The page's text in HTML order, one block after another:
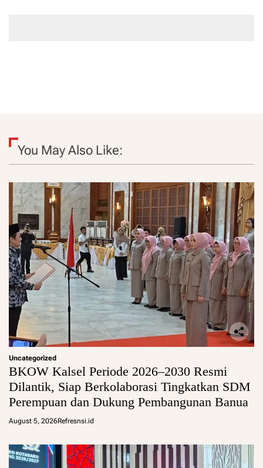
You May Also Like:
Uncategorized
BKOW Kalsel Periode 2026–2030 Resmi
Dilantik, Siap Berkolaborasi Tingkatkan SDM
Perempuan dan Dukung Pembangunan Banua
August 5, 2026Refresnsi.id